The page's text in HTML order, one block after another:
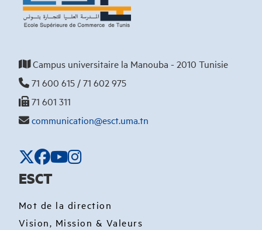
Campus universitaire la Manouba - 2010 Tunisie
71 600 615 / 71 602 975
71 601 311
communication@esct.uma.tn
ESCT
Mot de la direction
Vision, Mission & Valeurs